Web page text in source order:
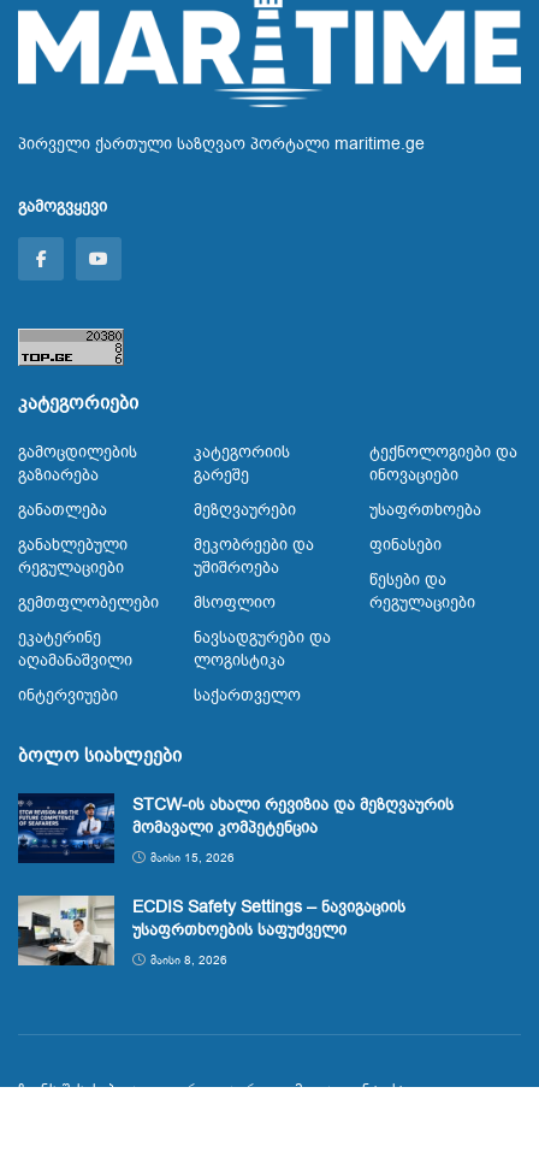
პირველი ქართული საზღვაო პორტალი maritime.ge
გამოგვყევი
კატეგორიები
Გამოცდილების
Გაზიარება
Განათლება
Განახლებული
Რეგულაციები
Გემთფლობელები
Ეკატერინე
Აღამანაშვილი
Ინტერვიუები
Კატეგორიის
Გარეშე
Მეზღვაურები
Მეკობრეები Და
Უშიშროება
Მსოფლიო
Ნავსადგურები Და
Ლოგისტიკა
Საქართველო
Ტექნოლოგიები Და
Ინოვაციები
Უსაფრთხოება
Ფინასები
Წესები Და
Რეგულაციები
ბოლო სიახლეები
STCW-ის ახალი რევიზია და მეზღვაურის
მომავალი კომპეტენცია
ᲛᲐᲘᲡᲘ 15, 2026
ECDIS Safety Settings – ნავიგაციის
უსაფრთხოების საფუძველი
ᲛᲐᲘᲡᲘ 8, 2026
ჩვენს შესახებ გალერეა რეკლამა კონტაქტი